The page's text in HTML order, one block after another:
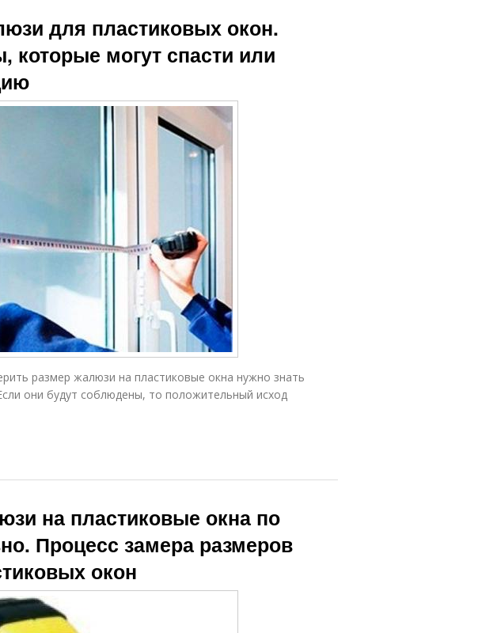
для пластиковых окон.
могут спасти или
размер жалюзи на пластиковые окна нужно знать
они будут соблюдены, то положительный исход
на пластиковые окна по
Процесс замера размеров
окон